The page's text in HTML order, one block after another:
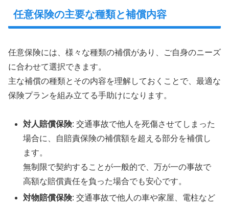
任意保険の主要な種類と補償内容
任意保険には、様々な種類の補償があり、ご自身のニーズ
に合わせて選択できます。
主な補償の種類とその内容を理解しておくことで、最適な
保険プランを組み立てる手助けになります。
対人賠償保険: 交通事故で他人を死傷させてしまった
場合に、自賠責保険の補償額を超える部分を補償し
ます。
無制限で契約することが一般的で、万が一の事故で
高額な賠償責任を負った場合でも安心です。
対物賠償保険: 交通事故で他人の車や家屋、電柱など